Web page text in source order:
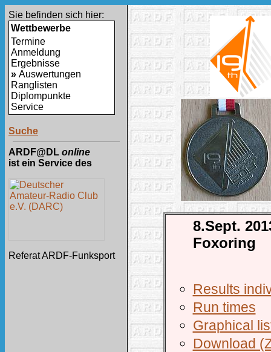
Sie befinden sich hier:
Wettbewerbe
Termine
Anmeldung
Ergebnisse
» Auswertungen
Ranglisten
Diplompunkte
Service
Suche
ARDF@DL online
ist ein Service des
Referat ARDF-Funksport
8.Sept.
Foxoring
Results
Run times
Graphical
Download